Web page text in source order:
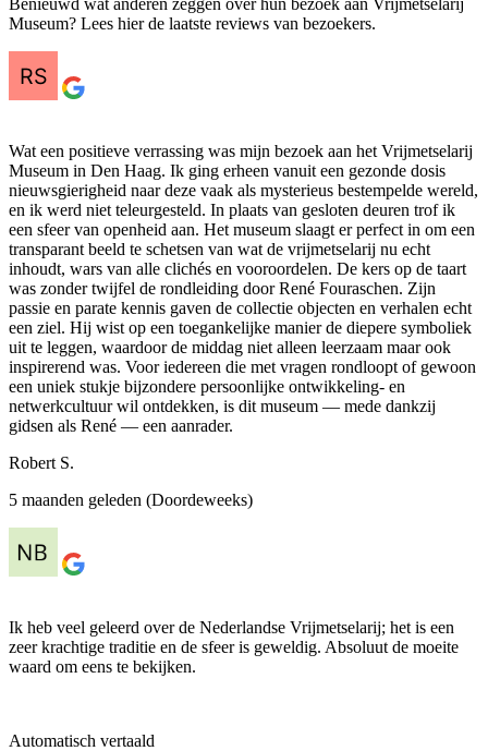
Benieuwd wat anderen zeggen over hun bezoek aan Vrijmetselarij
Museum? Lees hier de laatste reviews van bezoekers.
Wat een positieve verrassing was mijn bezoek aan het Vrijmetselarij
Museum in Den Haag. Ik ging erheen vanuit een gezonde dosis
nieuwsgierigheid naar deze vaak als mysterieus bestempelde wereld,
en ik werd niet teleurgesteld. In plaats van gesloten deuren trof ik
een sfeer van openheid aan. Het museum slaagt er perfect in om een
transparant beeld te schetsen van wat de vrijmetselarij nu echt
inhoudt, wars van alle clichés en vooroordelen. De kers op de taart
was zonder twijfel de rondleiding door René Fouraschen. Zijn
passie en parate kennis gaven de collectie objecten en verhalen echt
een ziel. Hij wist op een toegankelijke manier de diepere symboliek
uit te leggen, waardoor de middag niet alleen leerzaam maar ook
inspirerend was. Voor iedereen die met vragen rondloopt of gewoon
een uniek stukje bijzondere persoonlijke ontwikkeling- en
netwerkcultuur wil ontdekken, is dit museum — mede dankzij
gidsen als René — een aanrader.
Robert S.
5 maanden geleden (Doordeweeks)
Ik heb veel geleerd over de Nederlandse Vrijmetselarij; het is een
zeer krachtige traditie en de sfeer is geweldig. Absoluut de moeite
waard om eens te bekijken.
Automatisch vertaald